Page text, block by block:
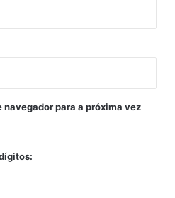
navegador para a próxima vez